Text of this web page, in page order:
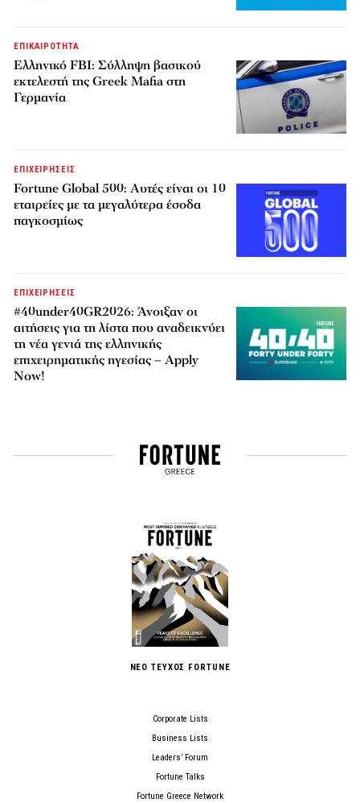
ΕΠΙΚΑΙΡΟΤΗΤΑ
Ελληνικό FBI: Σύλληψη βασικού
εκτελεστή της Greek Mafia στη
Γερμανία
ΕΠΙΧΕΙΡΗΣΕΙΣ
Fortune Global 500: Αυτές είναι οι 10
εταιρείες με τα μεγαλύτερα έσοδα
παγκοσμίως
ΕΠΙΧΕΙΡΗΣΕΙΣ
#40under40GR2026: Άνοιξαν οι
αιτήσεις για τη λίστα που αναδεικνύει
τη νέα γενιά της ελληνικής
επιχειρηματικής ηγεσίας – Apply
Now!
ΝΕΟ ΤΕΥΧΟΣ FORTUNE
Corporate Lists
Business Lists
Leaders’ Forum
Fortune Talks
Fortune Greece Network